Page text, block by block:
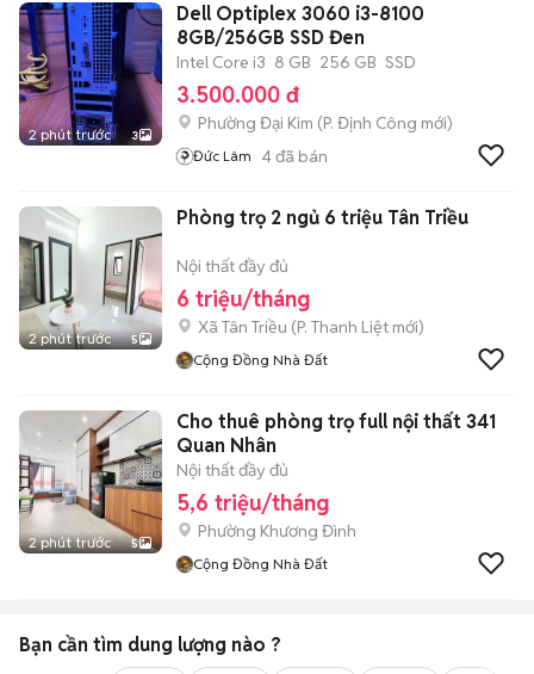
2 phút trước 3
Dell Optiplex 3060 i3-8100
8GB/256GB SSD Đen
Intel Core i3 8 GB 256 GB SSD
3.500.000 đ
Phường Đại Kim (P. Định Công mới)
Đức Lâm 4đã bán
2 phút trước 5
Phòng trọ 2 ngủ 6 triệu Tân Triều
Nội thất đầy đủ
6 triệu/tháng
Xã Tân Triều (P. Thanh Liệt mới)
Cộng Đồng Nhà Đất
2 phút trước 5
Cho thuê phòng trọ full nội thất 341
Quan Nhân
Nội thất đầy đủ
5,6 triệu/tháng
Phường Khương Đình
Cộng Đồng Nhà Đất
Bạn cần tìm dung lượng nào ?